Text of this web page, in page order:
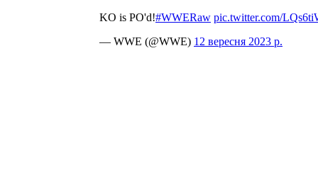
KO is PO'd!#WWERaw pic.twitter.com/
— WWE (@WWE) 12 вересня 2023 р.